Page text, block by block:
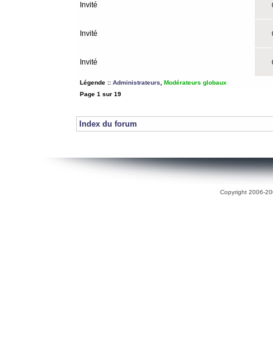
Invité
Invité
Invité
Légende :: Administrateurs
Modérateurs globaux
Page 1 sur 19
Index du forum
Copyright 2006-